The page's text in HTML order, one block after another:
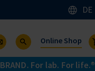
DE
Online Shop
BRAND. For lab. For life.®